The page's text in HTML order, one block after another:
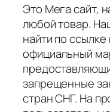
Это Мега сайт,
любой товар.
найти по
официальный
запрещенные
стран СНГ. На